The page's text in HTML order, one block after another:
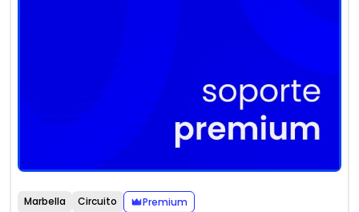
Marbella Circuito Premium